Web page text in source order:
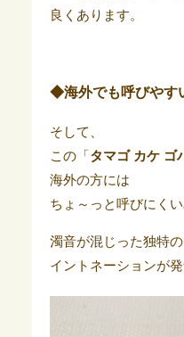
良くあります。
◆海外でも呼びやす
そして、
この「 タマゴ カケ ゴ
海外の方には
ちょ～っと呼びにくい
濁音が混じった独特の
イントネーションが